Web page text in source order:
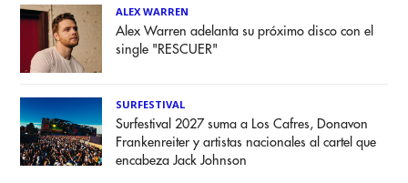
ALEX WARREN
Alex Warren adelanta su próximo disco con el
single "RESCUER"
SURFESTIVAL
Surfestival 2027 suma a Los Cafres, Donavon
Frankenreiter y artistas nacionales al cartel que
encabeza Jack Johnson